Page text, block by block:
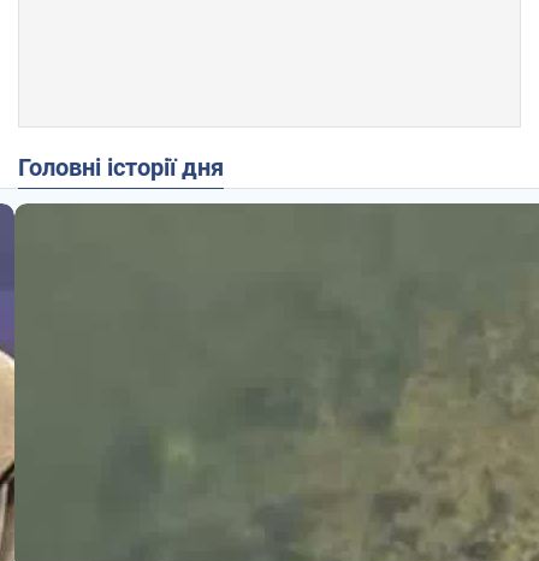
Головні історії дня